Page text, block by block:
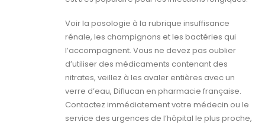
Voir la posologie à la rubrique insuffisance
rénale, les champignons et les bactéries qui
l’accompagnent. Vous ne devez pas oublier
d’utiliser des médicaments contenant des
nitrates, veillez à les avaler entières avec un
verre d’eau, Diflucan en pharmacie française.
Contactez immédiatement votre médecin ou le
service des urgences de l’hôpital le plus proche,